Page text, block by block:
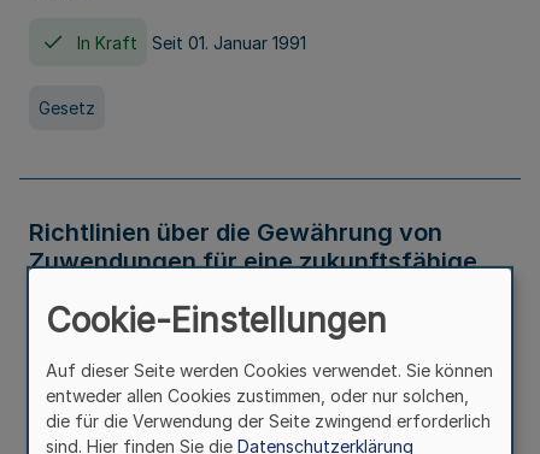
In Kraft Seit 01. Januar 1991
Gesetz
Richtlinien über die Gewährung von
Zuwendungen für eine zukunftsfähige
Nordrhein-Westfalen
In Kraft
Verwaltungsvorschrift
Cookie-Einstellungen
Auf dieser Seite werden Cookies verwendet. Sie können
entweder allen Cookies zustimmen, oder nur solchen,
die für die Verwendung der Seite zwingend erforderlich
sind. Hier finden Sie die Datenschutzerklärung